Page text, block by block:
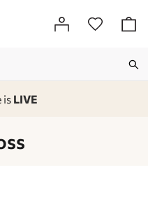
is LIVE